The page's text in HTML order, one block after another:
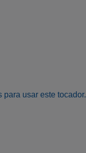
usar este tocador.